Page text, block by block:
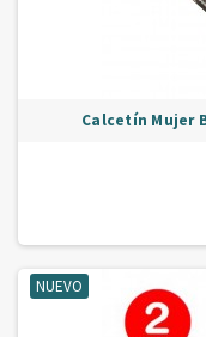
Calcetín Mujer
NUEVO